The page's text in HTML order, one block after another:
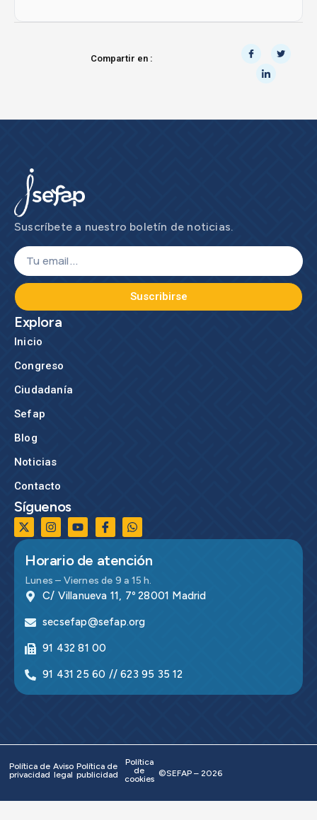
Compartir en :
Suscríbete a nuestro boletín de noticias.
Suscribirse
Explora
Inicio
Congreso
Ciudadanía
Sefap
Blog
Noticias
Contacto
Síguenos
Horario de atención
Lunes – Viernes de 9 a 15 h.
C/ Villanueva 11, 7º 28001 Madrid
secsefap@sefap.org
91 432 81 00
91 431 25 60 // 623 95 35 12
©SEFAP – 2026
Política de
privacidad
Aviso
legal
Política de
publicidad
Política
de
cookies